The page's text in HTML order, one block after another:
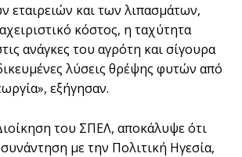
εταιρειών και των λιπασμάτων,
κόστος, η ταχύτητα
ανάγκες του αγρότη και σίγουρα
λύσεις θρέψης φυτών από
εξήγησαν.
του ΣΠΕΛ, αποκάλυψε ότι
με την Πολιτική Ηγεσία,